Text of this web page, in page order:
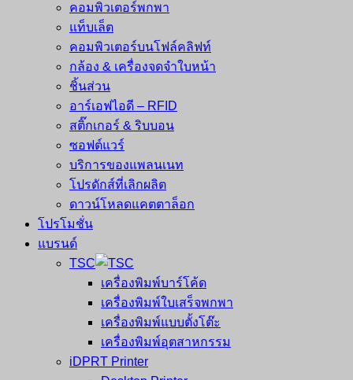
คอมพิวเตอร์พกพา
แท็บเล็ต
คอมพิวเตอร์บนโฟล์คลิฟท์
กล้อง & เครื่องจดจำใบหน้า
ชิ้นส่วน
อาร์เอฟไอดี – RFID
สติ๊กเกอร์ & ริบบอน
ซอฟต์แวร์
บริการของแพลนเนท
โปรดักส์ที่เลิกผลิต
ดาวน์โหลดแคตตาล็อก
โปรโมชั่น
แบรนด์
TSC
เครื่องพิมพ์บาร์โค้ด
เครื่องพิมพ์ใบเสร็จพกพา
เครื่องพิมพ์แบบตั้งโต๊ะ
เครื่องพิมพ์อุตสาหกรรม
iDPRT Printer